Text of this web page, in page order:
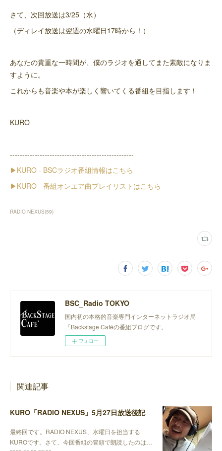
さて、次回放送は3/25（水）
（ディレイ放送は翌週の水曜日17時から！）
あなたの貴重な一時間が、僕のラジオを通してまた素敵になりま
すように。
これからも音楽や本が楽しく響いてくる番組を目指します！
KURO
--------------------------------------------------
▶︎KURO - BSCラジオ番組情報はこちら
▶︎KURO - 番組オンエア曲プレイリストはこちら
RADIO NEXUS(59)
BSC_Radio TOKYO
国内初の本格的音楽専門インターネットラジオ局
「Backstage Caféの番組ブログです。
フォロー
関連記事
KURO「RADIO NEXUS」5月27日放送後記
最終回です。RADIO NEXUS、水曜日を担当する
KUROです。さて、今回番組の冒頭で朗読したのは…